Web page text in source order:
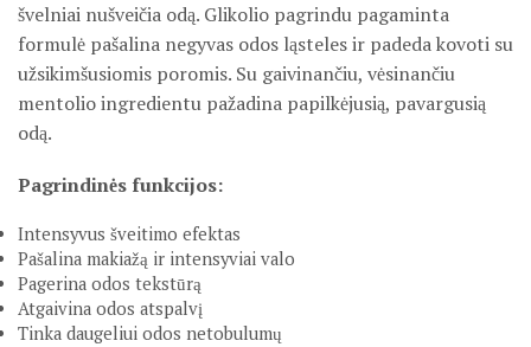
švelniai nušveičia odą. Glikolio pagrindu pagaminta
formulė pašalina negyvas odos ląsteles ir padeda kovoti su
užsikimšusiomis poromis. Su gaivinančiu, vėsinančiu
mentolio ingredientu pažadina papilkėjusią, pavargusią
odą.
Pagrindinės funkcijos:
Intensyvus šveitimo efektas
Pašalina makiažą ir intensyviai valo
Pagerina odos tekstūrą
Atgaivina odos atspalvį
Tinka daugeliui odos netobulumų